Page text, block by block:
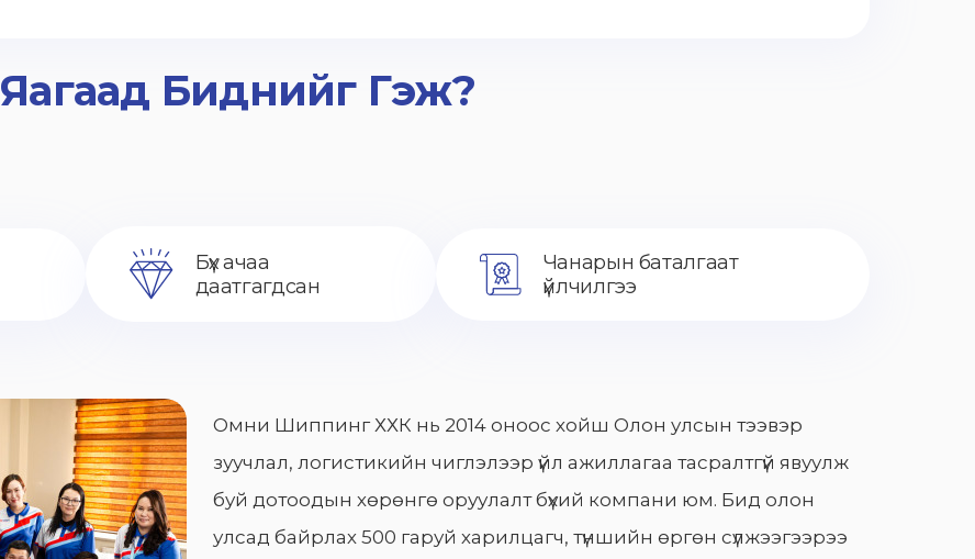
Яагаад Биднийг Гэж?
Бүх ачаа
даатгагдсан
Чанарын баталгаат
үйлчилгээ
Омни Шиппинг ХХК нь 2014 оноос хойш Олон улсын тээвэр
зуучлал, логистикийн чиглэлээр үйл ажиллагаа тасралтгүй явуулж
буй дотоодын хөрөнгө оруулалт бүхий компани юм. Бид олон
улсад байрлах 500 гаруй харилцагч, түншийн өргөн сүлжээгээрээ